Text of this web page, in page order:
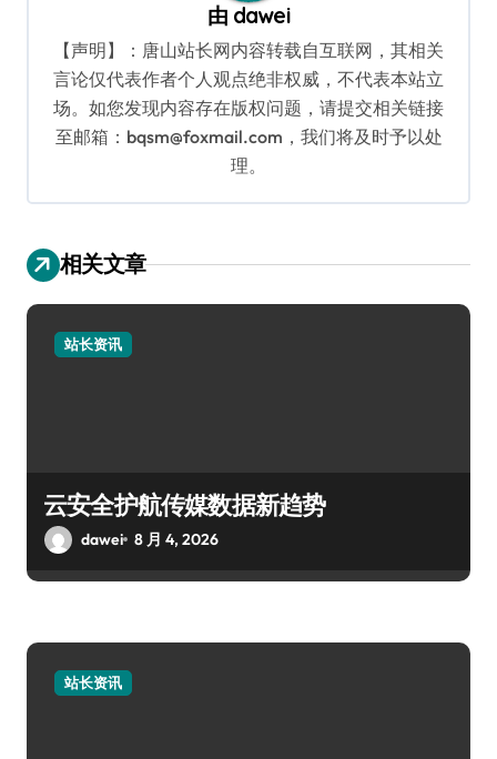
由 dawei
【声明】：唐山站长网内容转载自互联网，其相关
言论仅代表作者个人观点绝非权威，不代表本站立
场。如您发现内容存在版权问题，请提交相关链接
至邮箱：bqsm@foxmail.com，我们将及时予以处
理。
相关文章
站长资讯
云安全护航传媒数据新趋势
dawei 8 月 4, 2026
站长资讯